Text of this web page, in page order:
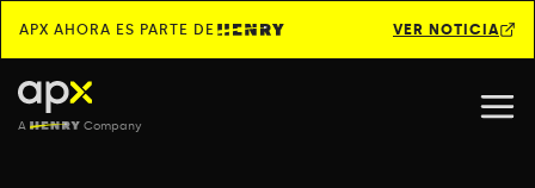
APX AHORA ES PARTE DE VER NOTICIA
A Company